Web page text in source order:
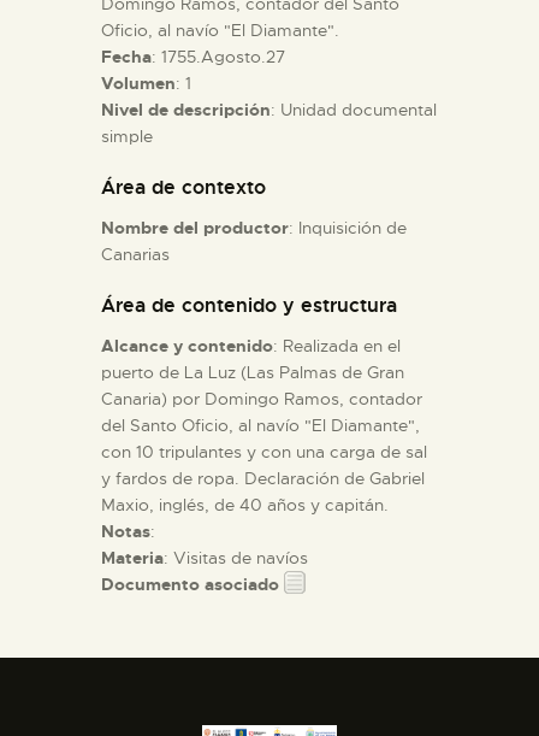
EL MUSEO
COLECCIONES
DIDÁCTICA
ESPAÑOL
Oficio, al navío "El Diamante".
Fecha: 1755.Agosto.27
Volumen: 1
Nivel de descripción: Unidad documental
simple
Área de contexto
Nombre del productor: Inquisición de
Canarias
Área de contenido y estructura
Alcance y contenido: Realizada en el
puerto de La Luz (Las Palmas de Gran
Canaria) por Domingo Ramos, contador
del Santo Oficio, al navío "El Diamante",
con 10 tripulantes y con una carga de sal
y fardos de ropa. Declaración de Gabriel
Maxio, inglés, de 40 años y capitán.
Notas:
Materia: Visitas de navíos
Documento asociado